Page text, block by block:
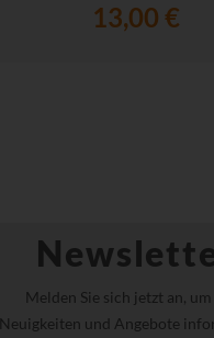
13,00 €
Melden Sie sich jetzt an,
Neuigkeiten und Angebote